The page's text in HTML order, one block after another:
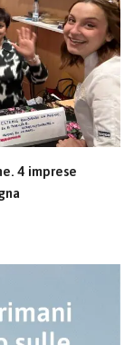
4 imprese